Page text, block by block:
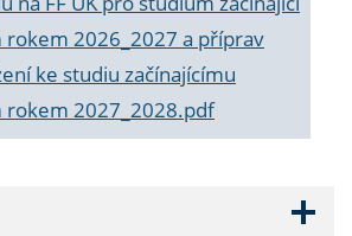
2026_2027 a příprav
ke studiu začínajícímu
rokem 2027_2028.pdf